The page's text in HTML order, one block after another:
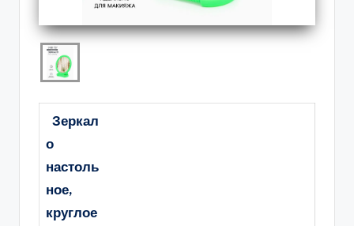
Зеркал
о
настоль
ное,
круглое